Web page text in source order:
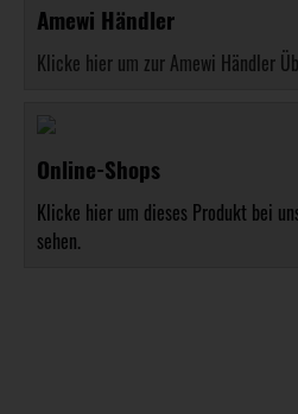
Amewi Händler
Klicke hier um zur Amewi Händler
Online-Shops
Klicke hier um dieses Produkt bei
sehen.